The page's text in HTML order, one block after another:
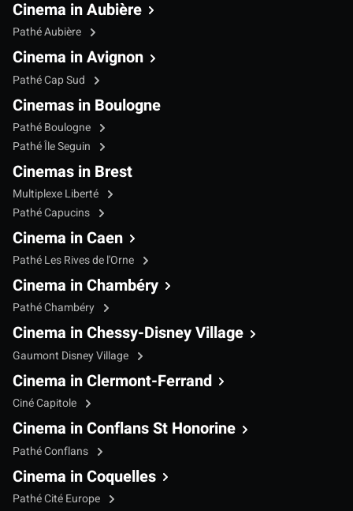
Cinema in Aubière
Pathé Aubière
Cinema in Avignon
Pathé Cap Sud
Cinemas in Boulogne
Pathé Boulogne
Pathé Île Seguin
Cinemas in Brest
Multiplexe Liberté
Pathé Capucins
Cinema in Caen
Pathé Les Rives de l'Orne
Cinema in Chambéry
Pathé Chambéry
Cinema in Chessy-Disney Village
Gaumont Disney Village
Cinema in Clermont-Ferrand
Ciné Capitole
Cinema in Conflans St Honorine
Pathé Conflans
Cinema in Coquelles
Pathé Cité Europe